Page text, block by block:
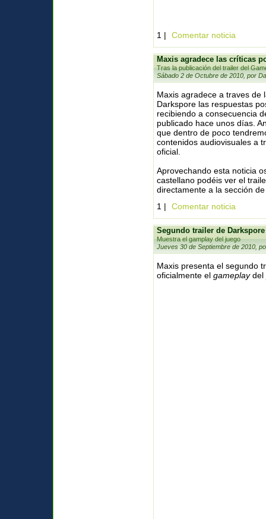
1 | Comentar noticia
Maxis agradece las críticas
Tras la publicación del trailer del
Sábado 2 de Octubre de 2010, por
Maxis agradece a traves de
Darkspore las respuestas
recibiendo a consecuencia
publicado hace unos días.
que dentro de poco
contenidos audiovisuales a
oficial.
Aprovechando esta noticia
castellano podéis ver el
directamente a la sección
1 |
Comentar noticia
Segundo trailer de Darkspore
Muestra el gamplay del juego
Jueves 30 de Septiembre de 2010,
Maxis presenta el segundo
oficialmente el gameplaydel